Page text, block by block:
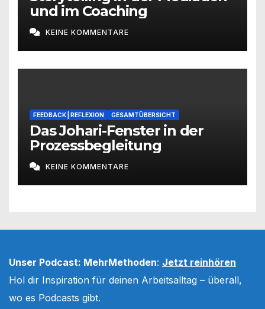
und im Coaching
KEINE KOMMENTARE
FEEDBACK | REFLEXION GESAMTÜBERSICHT
Das Johari-Fenster in der
Prozessbegleitung
KEINE KOMMENTARE
Unser Podcast: MehrMethoden: Jetzt reinhören
Hol dir Inspiration für deinen Arbeitsalltag – überall,
wo es Podcasts gibt.